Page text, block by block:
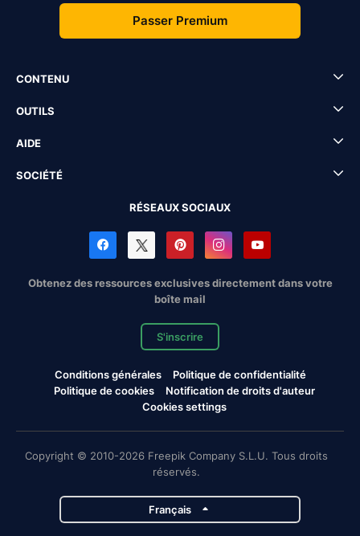
Passer Premium
CONTENU
OUTILS
AIDE
SOCIÉTÉ
RÉSEAUX SOCIAUX
Obtenez des ressources exclusives directement dans votre
boîte mail
S'inscrire
Conditions générales
Politique de confidentialité
Politique de cookies
Notification de droits d'auteur
Cookies settings
Copyright © 2010-2026 Freepik Company S.L.U. Tous droits
réservés.
Français